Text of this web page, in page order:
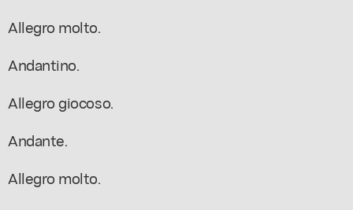
Allegro molto.
Andantino.
Allegro giocoso.
Andante.
Allegro molto.